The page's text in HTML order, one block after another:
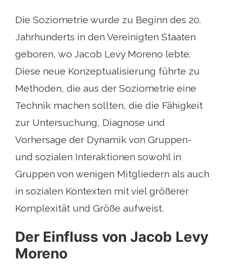
Die Soziometrie wurde zu Beginn des 20.
Jahrhunderts in den Vereinigten Staaten
geboren, wo Jacob Levy Moreno lebte.
Diese neue Konzeptualisierung führte zu
Methoden, die aus der Soziometrie eine
Technik machen sollten, die die Fähigkeit
zur Untersuchung, Diagnose und
Vorhersage der Dynamik von Gruppen-
und sozialen Interaktionen sowohl in
Gruppen von wenigen Mitgliedern als auch
in sozialen Kontexten mit viel größerer
Komplexität und Größe aufweist.
Der Einfluss von Jacob Levy
Moreno